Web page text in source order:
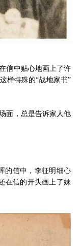
信中贴心地画上了许
样特殊的“战地家书”
面，总是告诉家人他
的信中，李征明细心
在信的开头画上了妹